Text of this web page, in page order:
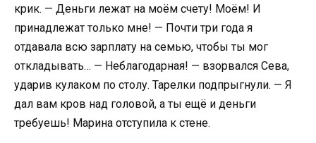
крик. — Деньги лежат на моём счету! Моём! И
принадлежат только мне! — Почти три года я
отдавала всю зарплату на семью, чтобы ты мог
откладывать… — Неблагодарная! — взорвался Сева,
ударив кулаком по столу. Тарелки подпрыгнули. — Я
дал вам кров над головой, а ты ещё и деньги
требуешь! Марина отступила к стене.